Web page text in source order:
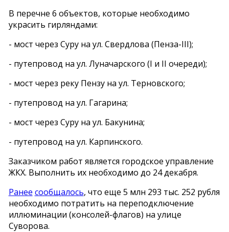
В перечне 6 объектов, которые необходимо
украсить гирляндами:
- мост через Суру на ул. Свердлова (Пенза-III);
- путепровод на ул. Луначарского (I и II очереди);
- мост через реку Пензу на ул. Терновского;
- путепровод на ул. Гагарина;
- мост через Суру на ул. Бакунина;
- путепровод на ул. Карпинского.
Заказчиком работ является городское управление
ЖКХ. Выполнить их необходимо до 24 декабря.
Ранее сообщалось, что еще 5 млн 293 тыс. 252 рубля
необходимо потратить на переподключение
иллюминации (консолей-флагов) на улице
Суворова.